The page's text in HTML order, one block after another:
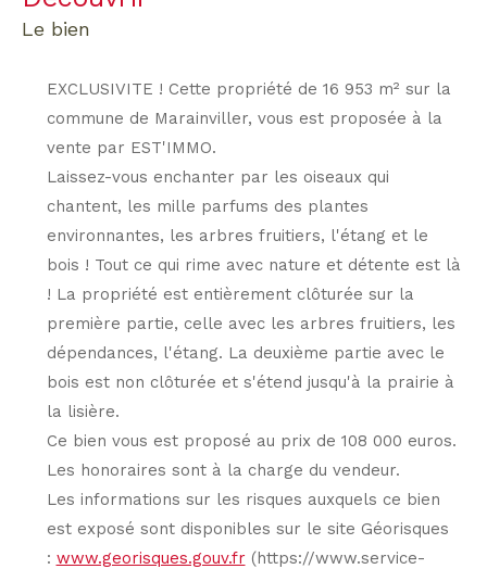
le bien
EXCLUSIVITE ! Cette propriété de 16 953 m² sur la
commune de Marainviller, vous est proposée à la
vente par EST'IMMO.
Laissez-vous enchanter par les oiseaux qui
chantent, les mille parfums des plantes
environnantes, les arbres fruitiers, l'étang et le
bois ! Tout ce qui rime avec nature et détente est là
! La propriété est entièrement clôturée sur la
première partie, celle avec les arbres fruitiers, les
dépendances, l'étang. La deuxième partie avec le
bois est non clôturée et s'étend jusqu'à la prairie à
la lisière.
Ce bien vous est proposé au prix de 108 000 euros.
Les honoraires sont à la charge du vendeur.
Les informations sur les risques auxquels ce bien
est exposé sont disponibles sur le site Géorisques
: www.georisques.gouv.fr (https://www.service-